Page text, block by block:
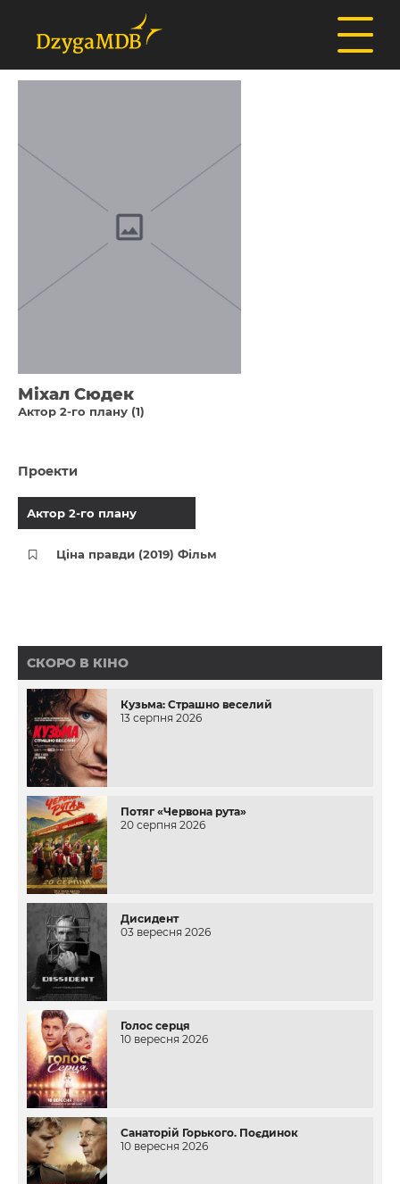
Міхал Сюдек
Актор 2-го плану (1)
Проекти
Актор 2-го плану
Ціна правди (2019) Фільм
СКОРО В КІНО
Кузьма: Страшно веселий
13 серпня 2026
Потяг «Червона рута»
20 серпня 2026
Дисидент
03 вересня 2026
Голос серця
10 вересня 2026
Санаторій Горького. Поєдинок
10 вересня 2026